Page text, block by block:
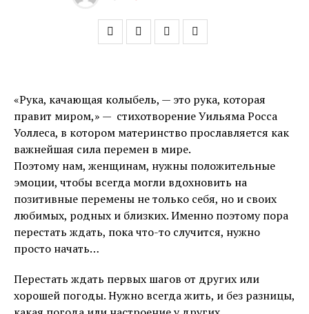
«Рука, качающая колыбель, — это рука, которая
правит миром,» — стихотворение Уильяма Росса
Уоллеса, в котором материнство прославляется как
важнейшая сила перемен в мире.
Поэтому нам, женщинам, нужны положительные
эмоции, чтобы всегда могли вдохновить на
позитивные перемены не только себя, но и своих
любимых, родных и близких. Именно поэтому пора
перестать ждать, пока что-то случится, нужно
просто начать…
Перестать ждать первых шагов от других или
хорошей погоды. Нужно всегда жить, и без разницы,